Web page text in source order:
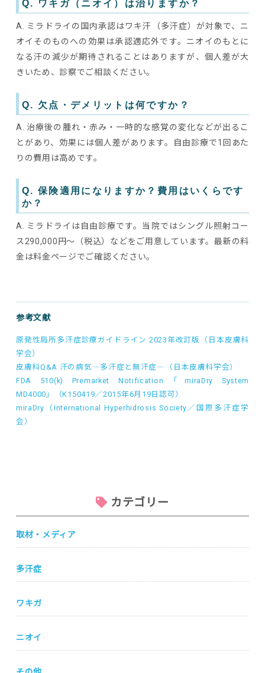
Q. ワキガ（ニオイ）は治りますか？
A. ミラドライの国内承認はワキ汗（多汗症）が対象で、ニ
オイそのものへの効果は承認適応外です。ニオイのもとに
なる汗の減少が期待されることはありますが、個人差が大
きいため、診察でご相談ください。
Q. 欠点・デメリットは何ですか？
A. 治療後の腫れ・赤み・一時的な感覚の変化などが出るこ
とがあり、効果には個人差があります。自由診療で1回あた
りの費用は高めです。
Q. 保険適用になりますか？費用はいくらです
か？
A. ミラドライは自由診療です。当院ではシングル照射コー
ス290,000円〜（税込）などをご用意しています。最新の料
金は料金ページでご確認ください。
参考文献
原発性局所多汗症診療ガイドライン 2023年改訂版（日本皮膚科
学会）
皮膚科Q&A 汗の病気―多汗症と無汗症―（日本皮膚科学会）
FDA 510(k) Premarket Notification「miraDry System
MD4000」（K150419／2015年6月19日認可）
miraDry（International Hyperhidrosis Society／国際多汗症学
会）
カテゴリー
取材・メディア
多汗症
ワキガ
ニオイ